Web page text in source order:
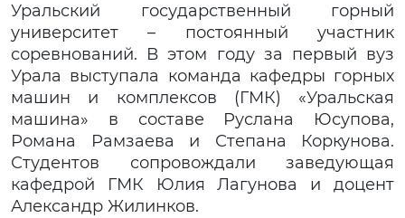
Уральский государственный горный
университет – постоянный участник
соревнований. В этом году за первый вуз
Урала выступала команда кафедры горных
машин и комплексов (ГМК) «Уральская
машина» в составе Руслана Юсупова,
Романа Рамзаева и Степана Коркунова.
Студентов сопровождали заведующая
кафедрой ГМК Юлия Лагунова и доцент
Александр Жилинков.